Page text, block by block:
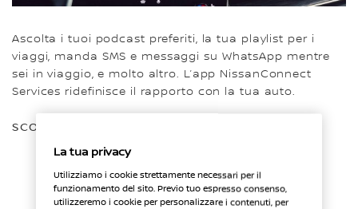
Ascolta i tuoi podcast preferiti, la tua playlist per i
viaggi, manda SMS e messaggi su WhatsApp mentre
sei in viaggio, e molto altro. L’app NissanConnect
Services ridefinisce il rapporto con la tua auto.
SCOPRI DI PIÙ
La tua privacy
Utilizziamo i cookie strettamente necessari per il
funzionamento del sito. Previo tuo espresso consenso,
utilizzeremo i cookie per personalizzare i contenuti, per